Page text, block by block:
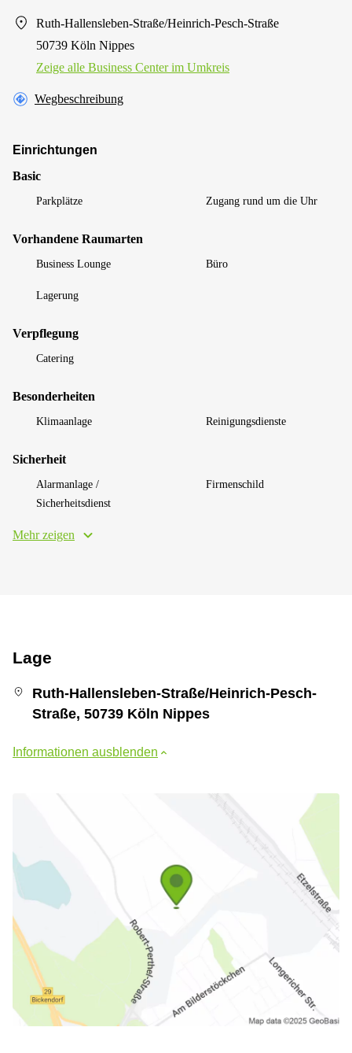
Ruth-Hallensleben-Straße/Heinrich-Pesch-Straße
50739 Köln Nippes
Zeige alle Business Center im Umkreis
Wegbeschreibung
Einrichtungen
Basic
Parkplätze Zugang rund um die Uhr
Vorhandene Raumarten
Business Lounge Büro
Lagerung
Verpflegung
Catering
Besonderheiten
Klimaanlage Reinigungsdienste
Sicherheit
Alarmanlage /
Sicherheitsdienst
Firmenschild
Mehr zeigen
Lage
Ruth-Hallensleben-Straße/Heinrich-Pesch-
Straße, 50739 Köln Nippes
Informationen ausblenden